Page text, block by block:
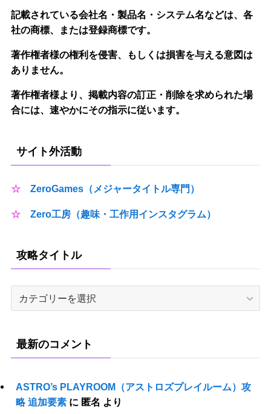
記載されている会社名・製品名・システム名などは、各
社の商標、または登録商標です。
著作権者様の権利を侵害、もしくは損害を与える意図は
ありません。
著作権者様より、掲載内容の訂正・削除を求められた場
合には、速やかにその指示に従います。
サイト外活動
☆ ZeroGames（メジャータイトル専門）
☆ Zero工房（趣味・工作用インスタグラム）
攻略タイトル
イ
最新のコメント
ASTRO’s PLAYROOM（アストロズプレイルーム）攻
略 追加要素に 匿名 より